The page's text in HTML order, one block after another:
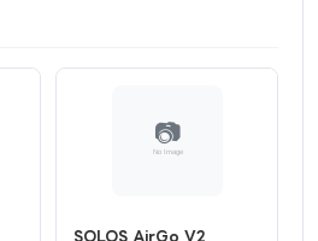
SOLOS AirGo V2